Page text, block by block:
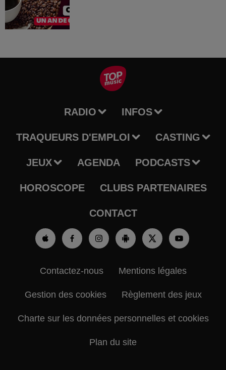
RADIO INFOS
TRAQUEURS D'EMPLOI CASTING
JEUX AGENDA PODCASTS
HOROSCOPE CLUBS PARTENAIRES
CONTACT
Contactez-nous Mentions légales
Gestion des cookies Règlement des jeux
Charte sur les données personnelles et cookies
Plan du site